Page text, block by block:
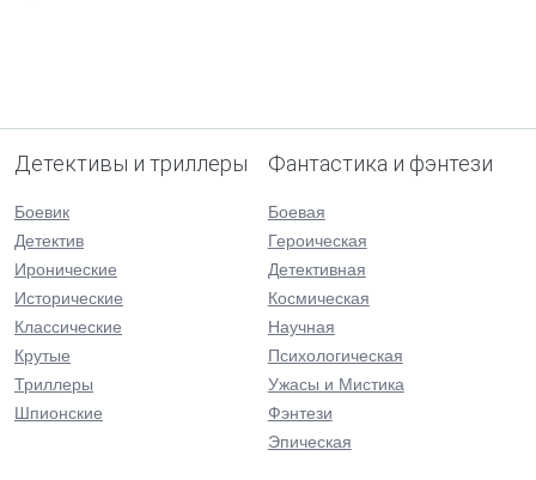
Детективы и триллеры
Боевик
Детектив
Иронические
Исторические
Классические
Крутые
Триллеры
Шпионские
Фантастика и фэнтези
Боевая
Героическая
Детективная
Космическая
Научная
Психологическая
Ужасы и Мистика
Фэнтези
Эпическая